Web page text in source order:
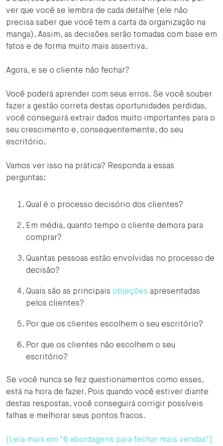
ver que você se lembra de cada detalhe (ele não
precisa saber que você tem a carta da organização na
manga). Assim, as decisões serão tomadas com base em
fatos e de forma muito mais assertiva.
Agora, e se o cliente não fechar?
Você poderá aprender com seus erros. Se você souber
fazer a gestão correta destas oportunidades perdidas,
você conseguirá extrair dados muito importantes para o
seu crescimento e, consequentemente, do seu
escritório.
Vamos ver isso na prática? Responda a essas
perguntas:
Qual é o processo decisório dos clientes?
Em média, quanto tempo o cliente demora para
comprar?
Quantas pessoas estão envolvidas no processo de
decisão?
Quais são as principais objeções apresentadas
pelos clientes?
Por que os clientes escolhem o seu escritório?
Por que os clientes não escolhem o seu
escritório?
Se você nunca se fez questionamentos como esses,
está na hora de fazer. Pois quando você estiver diante
destas respostas, você conseguirá corrigir possíveis
falhas e melhorar seus pontos fracos.
[Leia mais em "6 abordagens para fechar mais vendas"]